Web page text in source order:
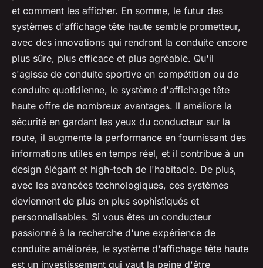
et comment les afficher. En somme, le futur des
systèmes d'affichage tête haute semble prometteur,
avec des innovations qui rendront la conduite encore
plus sûre, plus efficace et plus agréable. Qu'il
s'agisse de conduite sportive en compétition ou de
conduite quotidienne, le système d'affichage tête
haute offre de nombreux avantages. Il améliore la
sécurité en gardant les yeux du conducteur sur la
route, il augmente la performance en fournissant des
informations utiles en temps réel, et il contribue à un
design élégant et high-tech de l'habitacle. De plus,
avec les avancées technologiques, ces systèmes
deviennent de plus en plus sophistiqués et
personnalisables. Si vous êtes un conducteur
passionné à la recherche d'une expérience de
conduite améliorée, le système d'affichage tête haute
est un investissement qui vaut la peine d'être